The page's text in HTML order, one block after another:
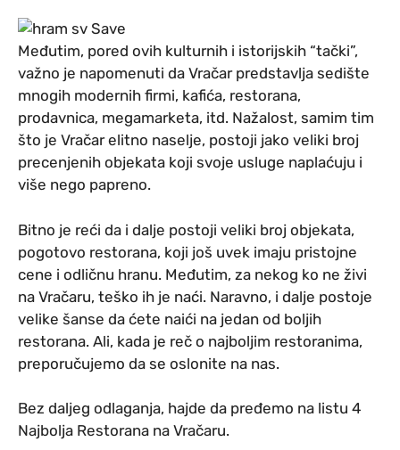
Međutim, pored ovih kulturnih i istorijskih “tački”,
važno je napomenuti da Vračar predstavlja sedište
mnogih modernih firmi, kafića, restorana,
prodavnica, megamarketa, itd. Nažalost, samim tim
što je Vračar elitno naselje, postoji jako veliki broj
precenjenih objekata koji svoje usluge naplaćuju i
više nego papreno.
Bitno je reći da i dalje postoji veliki broj objekata,
pogotovo restorana, koji još uvek imaju pristojne
cene i odličnu hranu. Međutim, za nekog ko ne živi
na Vračaru, teško ih je naći. Naravno, i dalje postoje
velike šanse da ćete naići na jedan od boljih
restorana. Ali, kada je reč o najboljim restoranima,
preporučujemo da se oslonite na nas.
Bez daljeg odlaganja, hajde da pređemo na listu 4
Najbolja Restorana na Vračaru.